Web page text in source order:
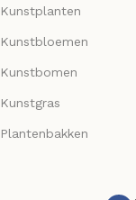
Kunstplanten
Kunstbloemen
Kunstbomen
Kunstgras
Plantenbakken